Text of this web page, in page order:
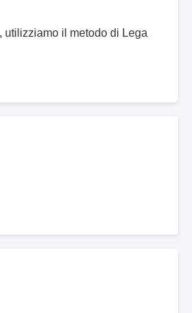
utilizziamo il metodo di Lega